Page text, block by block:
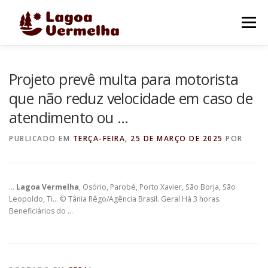
Menu
FALE CONOSCO
Projeto prevê multa para motorista
que não reduz velocidade em caso de
atendimento ou …
PUBLICADO EM TERÇA-FEIRA, 25 DE MARÇO DE 2025 POR
… Lagoa Vermelha, Osório, Parobé, Porto Xavier, São Borja, São
Leopoldo, Ti… © Tânia Rêgo/Agência Brasil. Geral Há 3 horas.
Beneficiários do …